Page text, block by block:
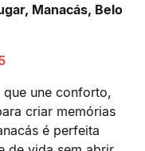
Manacás, Belo
une conforto,
criar memórias
é perfeita